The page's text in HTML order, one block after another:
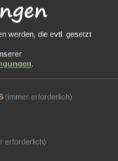
L
vergessen
werden, die evtl. gesetzt
(immer erforderlich)
erforderlich)